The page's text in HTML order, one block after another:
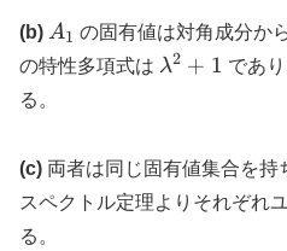
(b) A_1
A1 の固有値は対角成分か
の特性多項式は \lambda^2+1
λ2 + 1 であ
る。
(c) 両者は同じ固有値集合を持
スペクトル定理よりそれぞれ
る。